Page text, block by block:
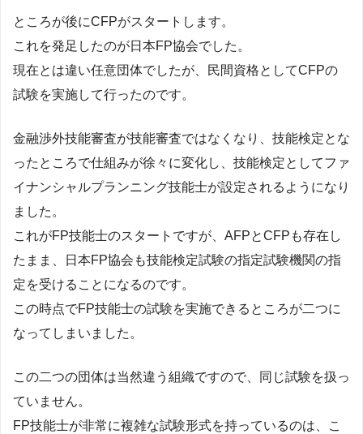
ところが後にCFPがスタートします。
これを発足したのが日本FP協会でした。
現在とは違い任意団体でしたが、民間資格としてCFPの
試験を実施して行ったのです。
金融渉外技能審査が技能審査ではなくなり、技能検定とな
ったところで仕組みが徐々に変化し、技能検定としてファ
イナンシャルプランニング技能士が設定されるようになり
ました。
これがFP技能士のスタートですが、AFPとCFPも存在し
たまま、日本FP協会も技能検定試験の指定試験機関の指
定を受けることになるのです。
この時点でFP技能士の試験を実施できるところが二つに
なってしまいました。
この二つの団体は当然違う組織ですので、同じ試験を扱っ
ていません。
FP技能士が非常に複雑な試験形式を持っているのは、こ